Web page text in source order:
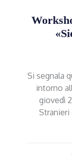
Si segnala
intorno
giovedì
Stranieri